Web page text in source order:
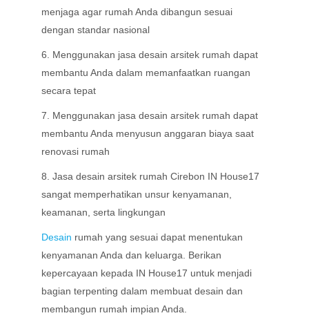
menjaga agar rumah Anda dibangun sesuai
dengan standar nasional
6. Menggunakan jasa desain arsitek rumah dapat
membantu Anda dalam memanfaatkan ruangan
secara tepat
7. Menggunakan jasa desain arsitek rumah dapat
membantu Anda menyusun anggaran biaya saat
renovasi rumah
8. Jasa desain arsitek rumah Cirebon IN House17
sangat memperhatikan unsur kenyamanan,
keamanan, serta lingkungan
Desain rumah yang sesuai dapat menentukan
kenyamanan Anda dan keluarga. Berikan
kepercayaan kepada IN House17 untuk menjadi
bagian terpenting dalam membuat desain dan
membangun rumah impian Anda.